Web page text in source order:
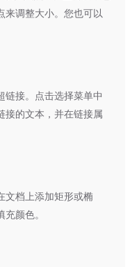
来调整大小。您也可以
链接。点击选择菜单中
接的文本，并在链接属
文档上添加矩形或椭
颜色。